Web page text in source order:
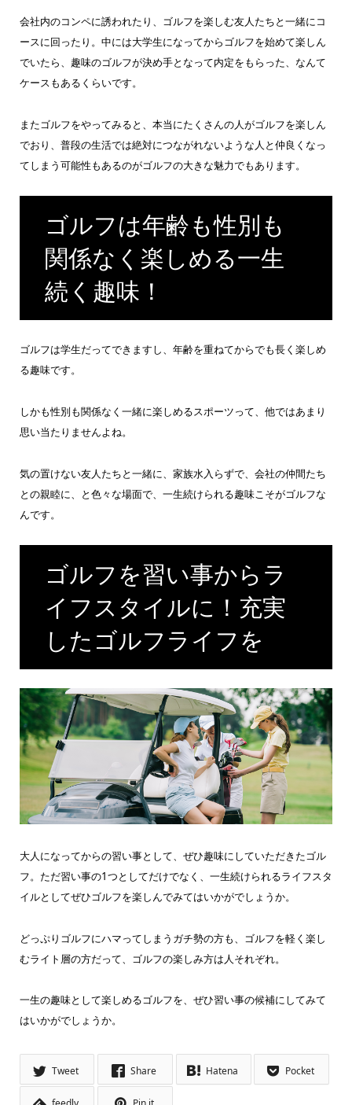
会社内のコンペに誘われたり、ゴルフを楽しむ友人たちと一緒にコ
ースに回ったり。中には大学生になってからゴルフを始めて楽しん
でいたら、趣味のゴルフが決め手となって内定をもらった、なんて
ケースもあるくらいです。
またゴルフをやってみると、本当にたくさんの人がゴルフを楽しん
でおり、普段の生活では絶対につながれないような人と仲良くなっ
てしまう可能性もあるのがゴルフの大きな魅力でもあります。
ゴルフは年齢も性別も
関係なく楽しめる一生
続く趣味！
ゴルフは学生だってできますし、年齢を重ねてからでも長く楽しめ
る趣味です。
しかも性別も関係なく一緒に楽しめるスポーツって、他ではあまり
思い当たりませんよね。
気の置けない友人たちと一緒に、家族水入らずで、会社の仲間たち
との親睦に、と色々な場面で、一生続けられる趣味こそがゴルフな
んです。
ゴルフを習い事からラ
イフスタイルに！充実
したゴルフライフを
大人になってからの習い事として、ぜひ趣味にしていただきたゴル
フ。ただ習い事の1つとしてだけでなく、一生続けられるライフスタ
イルとしてぜひゴルフを楽しんでみてはいかがでしょうか。
どっぷりゴルフにハマってしまうガチ勢の方も、ゴルフを軽く楽し
むライト層の方だって、ゴルフの楽しみ方は人それぞれ。
一生の趣味として楽しめるゴルフを、ぜひ習い事の候補にしてみて
はいかがでしょうか。
Tweet Share Hatena Pocket